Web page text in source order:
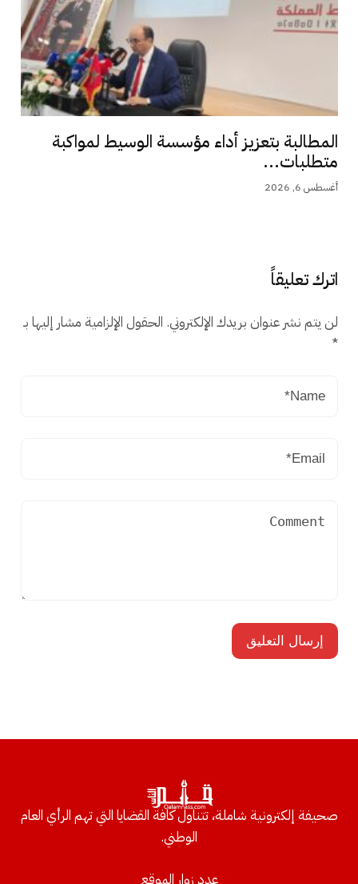
المطالبة بتعزيز أداء مؤسسة الوسيط لمواكبة
متطلبات...
أغسطس 6, 2026
اترك تعليقاً
لن يتم نشر عنوان بريدك الإلكتروني. الحقول الإلزامية مشار إليها بـ
*
صحيفة إلكترونية شاملة، تتناول كافة القضايا التي تهم الرأي العام
الوطني.
عدد زوار الموقع